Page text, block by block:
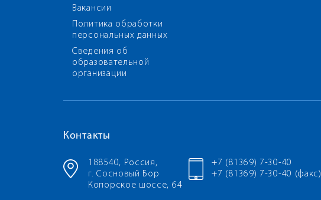
Вакансии
Политика обработки
персональных данных
Сведения об
образовательной
организации
Контакты
188540, Россия,
г. Сосновый Бор
Копорское шоссе, 64
+7 (81369) 7-30-40
+7 (81369) 7-30-40 (факс)